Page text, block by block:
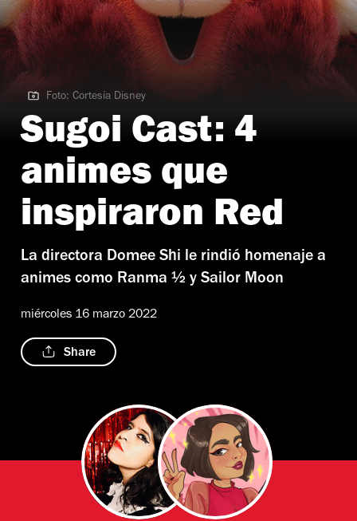
Foto: Cortesía Disney
Foto: Cortesía Disney
Sugoi Cast: 4
animes que
inspiraron Red
La directora Domee Shi le rindió homenaje a
animes como Ranma ½ y Sailor Moon
miércoles 16 marzo 2022
Share